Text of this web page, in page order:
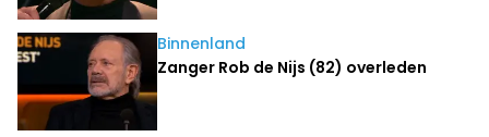
Binnenland
Zanger Rob de Nijs (82) overleden